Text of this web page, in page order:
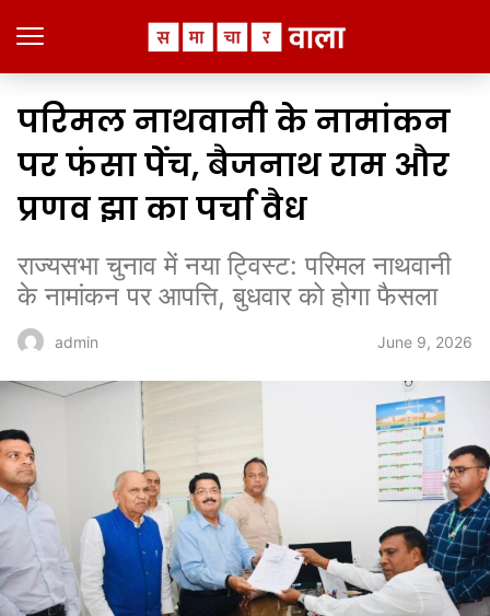
परिमल नाथवानी के नामांकन
पर फंसा पेंच, बैजनाथ राम और
प्रणव झा का पर्चा वैध
राज्यसभा चुनाव में नया ट्विस्ट: परिमल नाथवानी
के नामांकन पर आपत्ति, बुधवार को होगा फैसला
admin June 9, 2026